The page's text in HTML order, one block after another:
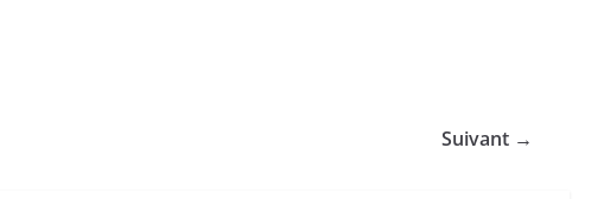
Suivant →